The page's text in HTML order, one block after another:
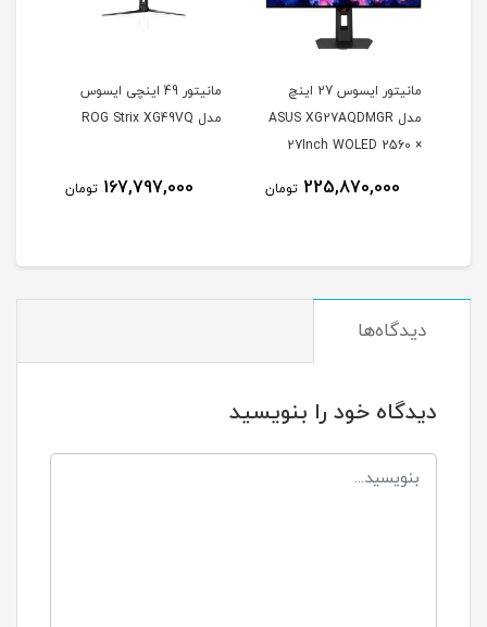
مانیتور ایسوس 27 اینچ
مدل ASUS XG27AQDMGR
27Inch WOLED 2560 ×
250Nits Matte ROG OLED
225,870,000 تومان
مانیتور 49 اینچی ایسوس
مدل ROG Strix XG49VQ
167,797,000 تومان
دیدگاه‌ها
دیدگاه خود را بنویسید